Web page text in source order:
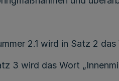
2.1 wird in Satz 2
3 wird das Wort